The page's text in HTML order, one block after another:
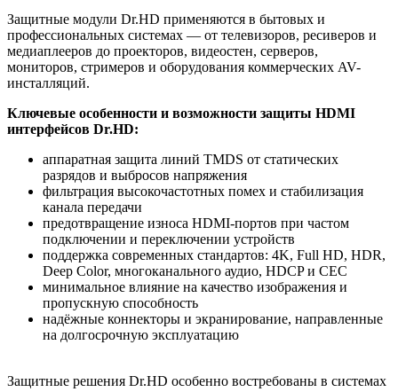
Защитные модули Dr.HD применяются в бытовых и
профессиональных системах — от телевизоров, ресиверов и
медиаплееров до проекторов, видеостен, серверов,
мониторов, стримеров и оборудования коммерческих AV-
инсталляций.
Ключевые особенности и возможности защиты HDMI
интерфейсов Dr.HD:
аппаратная защита линий TMDS от статических
разрядов и выбросов напряжения
фильтрация высокочастотных помех и стабилизация
канала передачи
предотвращение износа HDMI-портов при частом
подключении и переключении устройств
поддержка современных стандартов: 4K, Full HD, HDR,
Deep Color, многоканального аудио, HDCP и CEC
минимальное влияние на качество изображения и
пропускную способность
надёжные коннекторы и экранирование, направленные
на долгосрочную эксплуатацию
Защитные решения Dr.HD особенно востребованы в системах